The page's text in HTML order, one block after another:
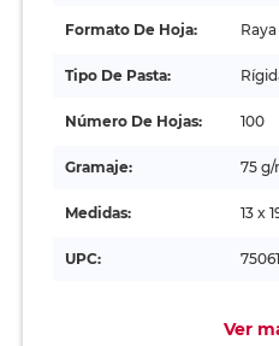
Formato De Hoja: Raya
Tipo De Pasta:
Número De Hojas: 100
Gramaje: 75 g/
Medidas: 13 x
UPC:
Ver